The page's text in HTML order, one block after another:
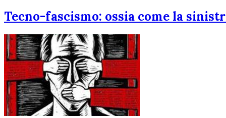
Tecno-fascismo: ossia come la